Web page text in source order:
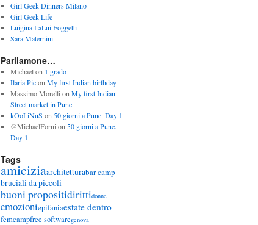
Girl Geek Dinners Milano
Girl Geek Life
Luigina LaLui Foggetti
Sara Maternini
Parliamone…
Michaelon 1 grado
Ilaria Picon My first Indian birthday
Massimo Morelli on My first Indian
Street market in Pune
kOoLiNuS on 50 giorni a Pune. Day 1
@MichaelForni on 50 giorni a Pune.
Day 1
Tags
amiciziaarchitetturabar camp
bruciali da piccoli
buoni propositidirittidonne
emozioniepifaniaestate dentro
femcampfree softwaregenova